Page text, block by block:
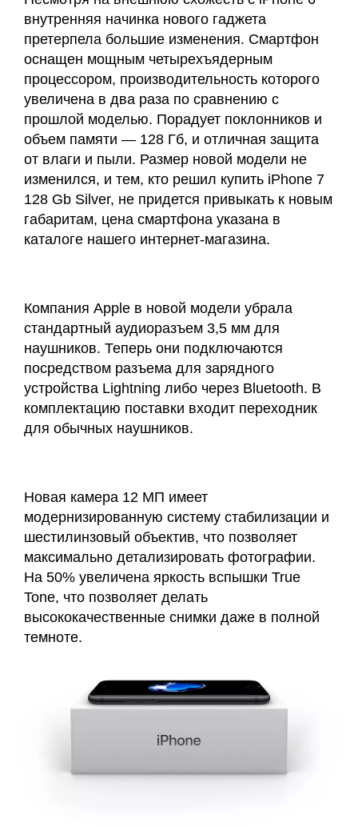
внутренняя начинка нового гаджета
претерпела большие изменения. Смартфон
оснащен мощным четырехъядерным
процессором, производительность которого
увеличена в два раза по сравнению с
прошлой моделью. Порадует поклонников и
объем памяти — 128 Гб, и отличная защита
от влаги и пыли. Размер новой модели не
изменился, и тем, кто решил купить iPhone 7
128 Gb Silver, не придется привыкать к новым
габаритам, цена смартфона указана в
каталоге нашего интернет-магазина.
Компания Apple в новой модели убрала
стандартный аудиоразъем 3,5 мм для
наушников. Теперь они подключаются
посредством разъема для зарядного
устройства Lightning либо через Bluetooth. В
комплектацию поставки входит переходник
для обычных наушников.
Новая камера 12 МП имеет
модернизированную систему стабилизации и
шестилинзовый объектив, что позволяет
максимально детализировать фотографии.
На 50% увеличена яркость вспышки True
Tone, что позволяет делать
высококачественные снимки даже в полной
темноте.